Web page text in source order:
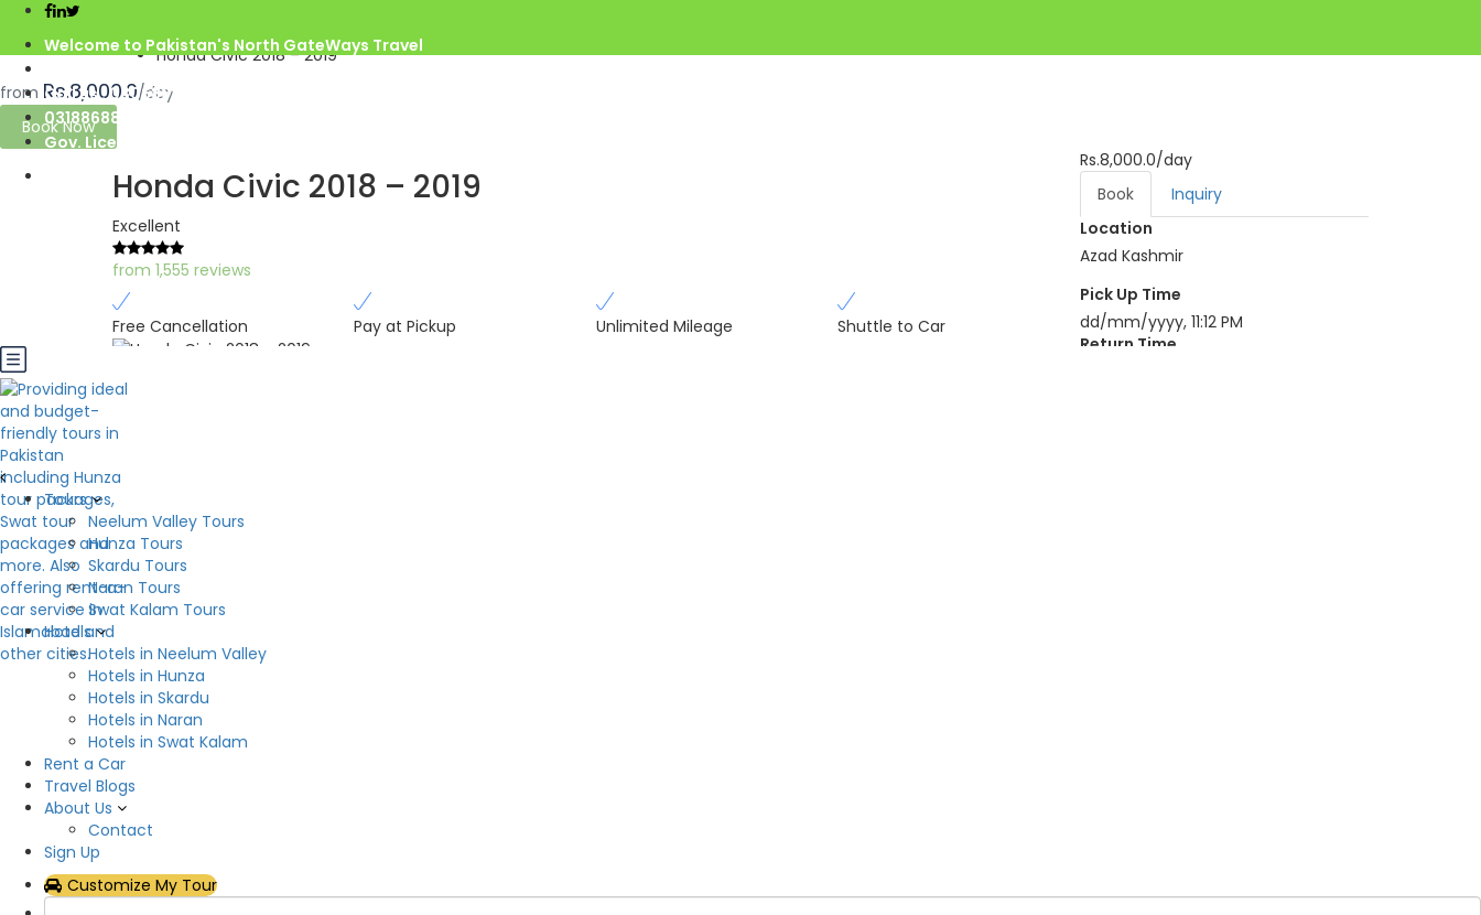
Welcome to Pakistan's North GateWays Travel
Call us : 03068688846
03188688846
Gov. License #2541
Tours
Neelum Valley Tours
Hunza Tours
Skardu Tours
Naran Tours
Swat Kalam Tours
Hotels
Hotels in Neelum Valley
Hotels in Hunza
Hotels in Skardu
Hotels in Naran
Hotels in Swat Kalam
Rent a Car
Travel Blogs
About Us
Contact
Sign Up
Customize My Tour
Azad Kashmir
Honda Civic 2018 – 2019
from Rs.8,000.0/day
Book Now
Honda Civic 2018 – 2019
Excellent
from 1,555 reviews
Free Cancellation Pay at Pickup Unlimited Mileage Shuttle to Car
Overview
Now you can rent Honda Civic in all over pakistan for the whole family, the all new Honda Civic allows you to discover beauty, enjoy life, enjoy utility, relish space.
Rear air conditioning with digital controls keeps all passengers cool & comfortable with a dedicated vent for cooling the rear seats. 7″ android screen with
Car Category
Sedan
Pickup Features
Yes
Car Features
Air Conditioning Airbag
Alloy Rims
Rs.8,000.0/day
Book
Inquiry
Location
Azad Kashmir
Pick Up Time
dd/mm/yyyy, 11:12 PM
Return Time